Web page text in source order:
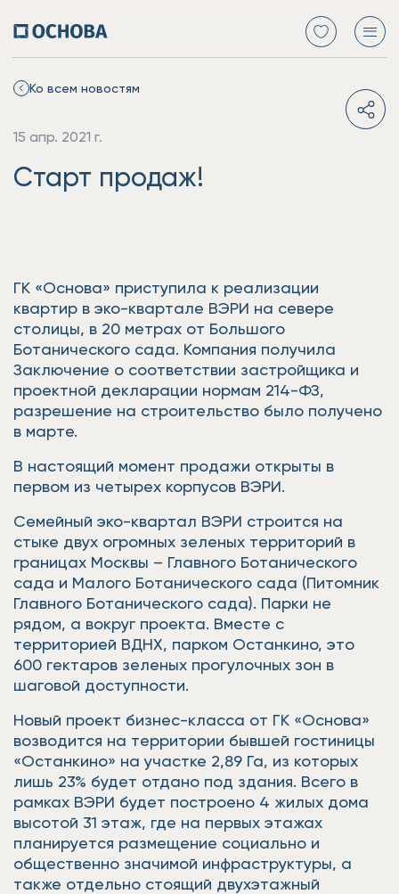
Ко всем новостям
15 апр. 2021 г.
Старт продаж!
ГК «Основа» приступила к реализации
квартир в эко-квартале ВЭРИ на севере
столицы, в 20 метрах от Большого
Ботанического сада. Компания получила
Заключение о соответствии застройщика и
проектной декларации нормам 214-ФЗ,
разрешение на строительство было получено
в марте.
В настоящий момент продажи открыты в
первом из четырех корпусов ВЭРИ.
Семейный эко-квартал ВЭРИ строится на
стыке двух огромных зеленых территорий в
границах Москвы – Главного Ботанического
сада и Малого Ботанического сада (Питомник
Главного Ботанического сада). Парки не
рядом, а вокруг проекта. Вместе с
территорией ВДНХ, парком Останкино, это
600 гектаров зеленых прогулочных зон в
шаговой доступности.
Новый проект бизнес-класса от ГК «Основа»
возводится на территории бывшей гостиницы
«Останкино» на участке 2,89 Га, из которых
лишь 23% будет отдано под здания. Всего в
рамках ВЭРИ будет построено 4 жилых дома
высотой 31 этаж, где на первых этажах
планируется размещение социально и
общественно значимой инфраструктуры, а
также отдельно стоящий двухэтажный